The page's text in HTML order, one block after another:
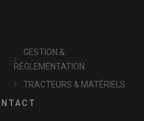
GESTION &
RÉGLEMENTATION
TRACTEURS & MATÉRIELS